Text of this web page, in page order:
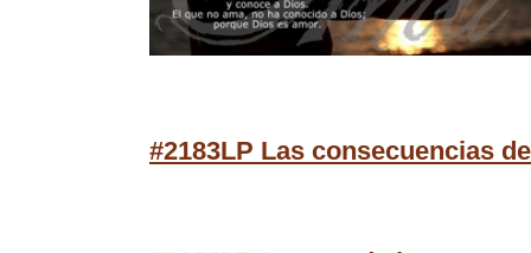
#2183LP Las consecuencias